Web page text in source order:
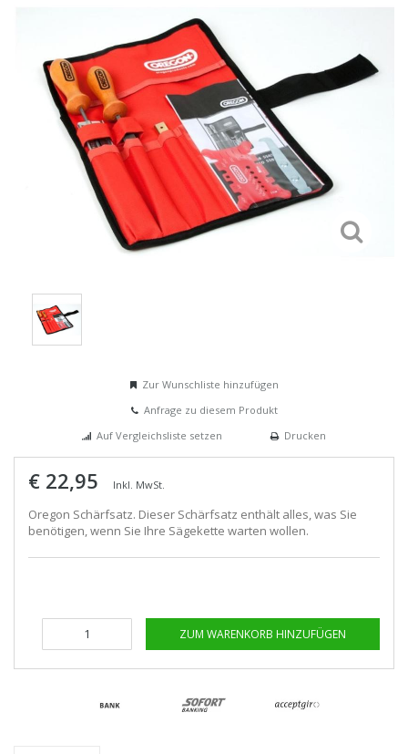
Zur Wunschliste hinzufügen
Anfrage zu diesem Produkt
Auf Vergleichsliste setzen
Drucken
€ 22,95 Inkl. MwSt.
Oregon Schärfsatz. Dieser Schärfsatz enthält alles, was Sie
benötigen, wenn Sie Ihre Sägekette warten wollen.
ZUM WARENKORB HINZUFÜGEN